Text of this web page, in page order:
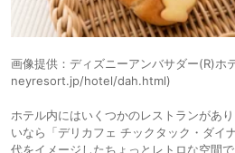
画像提供：ディズニーアンバサダー(R)
neyresort.jp/hotel/dah.html)
ホテル内にはいくつかのレストランがあ
いなら「デリカフェ チックタック・ダイ
代をイメージしたちょっとレトロな空間